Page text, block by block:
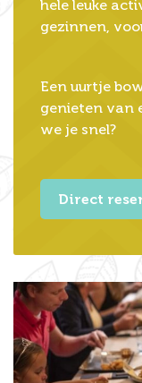
hele leuke
gezinnen,
Een uurtje
genieten van
we je snel?
Direct